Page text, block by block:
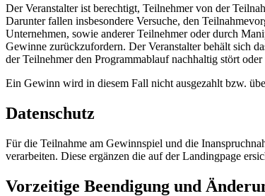
Der Veranstalter ist berechtigt, Teilnehmer von der
Darunter fallen insbesondere Versuche, den
Unternehmen, sowie anderer Teilnehmer oder durch
Gewinne zurückzufordern. Der Veranstalter behält sich
der Teilnehmer den Programmablauf nachhaltig stört
Ein Gewinn wird in diesem Fall nicht ausgezahlt bzw.
Datenschutz
Für die Teilnahme am Gewinnspiel und die
verarbeiten. Diese ergänzen die auf der Landingpage
Vorzeitige Beendigung und